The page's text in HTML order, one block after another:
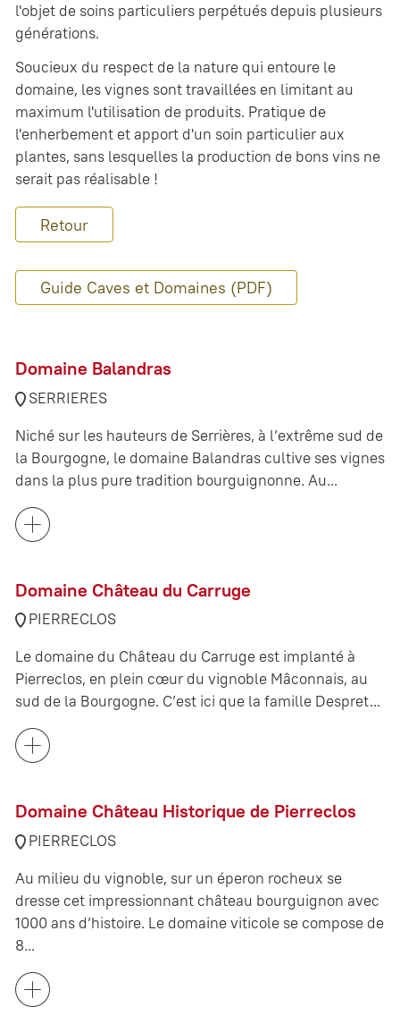
l'objet de soins particuliers perpétués depuis plusieurs
générations.
Soucieux du respect de la nature qui entoure le
domaine, les vignes sont travaillées en limitant au
maximum l'utilisation de produits. Pratique de
l'enherbement et apport d'un soin particulier aux
plantes, sans lesquelles la production de bons vins ne
serait pas réalisable !
Retour
Guide Caves et Domaines (PDF)
Domaine Balandras
SERRIERES
Niché sur les hauteurs de Serrières, à l’extrême sud de
la Bourgogne, le domaine Balandras cultive ses vignes
dans la plus pure tradition bourguignonne. Au...
Domaine Château du Carruge
PIERRECLOS
Le domaine du Château du Carruge est implanté à
Pierreclos, en plein cœur du vignoble Mâconnais, au
sud de la Bourgogne. C’est ici que la famille Despret...
Domaine Château Historique de Pierreclos
PIERRECLOS
Au milieu du vignoble, sur un éperon rocheux se
dresse cet impressionnant château bourguignon avec
1000 ans d’histoire. Le domaine viticole se compose de
8...